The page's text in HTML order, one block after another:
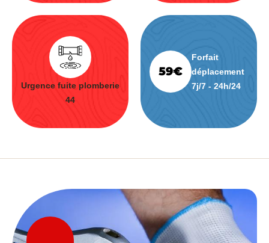
Urgence fuite plomberie
44
Forfait
déplacement
7j/7 - 24h/24